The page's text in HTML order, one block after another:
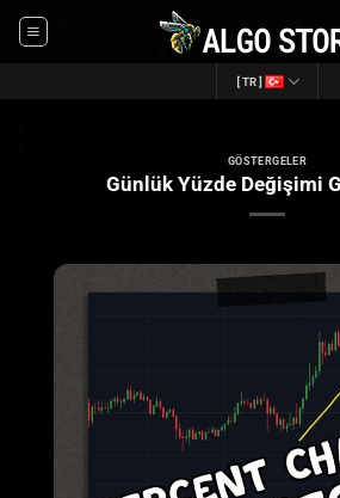
atla
[TR]
GÖSTERGELER
Günlük Yüzde Değişimi